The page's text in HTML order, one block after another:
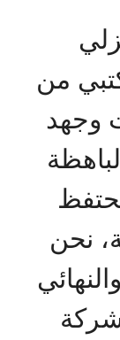
من
وجهد
نحن
شركة